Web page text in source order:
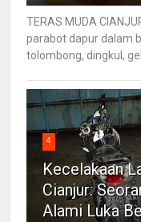
TERAS MUDA
parabot dapur dalam
tolombong, dingkul,
4
Kecelakaan
Cianjur:
Alami Luka